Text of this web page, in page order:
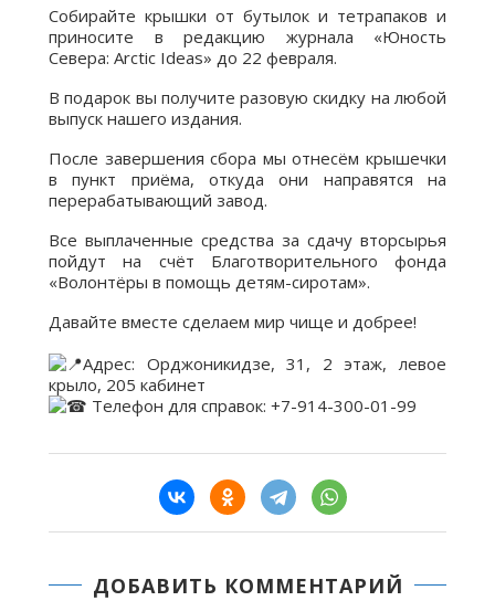
Собирайте крышки от бутылок и тетрапаков и
приносите в редакцию журнала «Юность
Севера: Arctic Ideas» до 22 февраля.
В подарок вы получите разовую скидку на любой
выпуск нашего издания.
После завершения сбора мы отнесём крышечки
в пункт приёма, откуда они направятся на
перерабатывающий завод.
Все выплаченные средства за сдачу вторсырья
пойдут на счёт Благотворительного фонда
«Волонтёры в помощь детям-сиротам».
Давайте вместе сделаем мир чище и добрее!
Адрес: Орджоникидзе, 31, 2 этаж, левое
крыло, 205 кабинет
Телефон для справок: +7-914-300-01-99
ДОБАВИТЬ КОММЕНТАРИЙ